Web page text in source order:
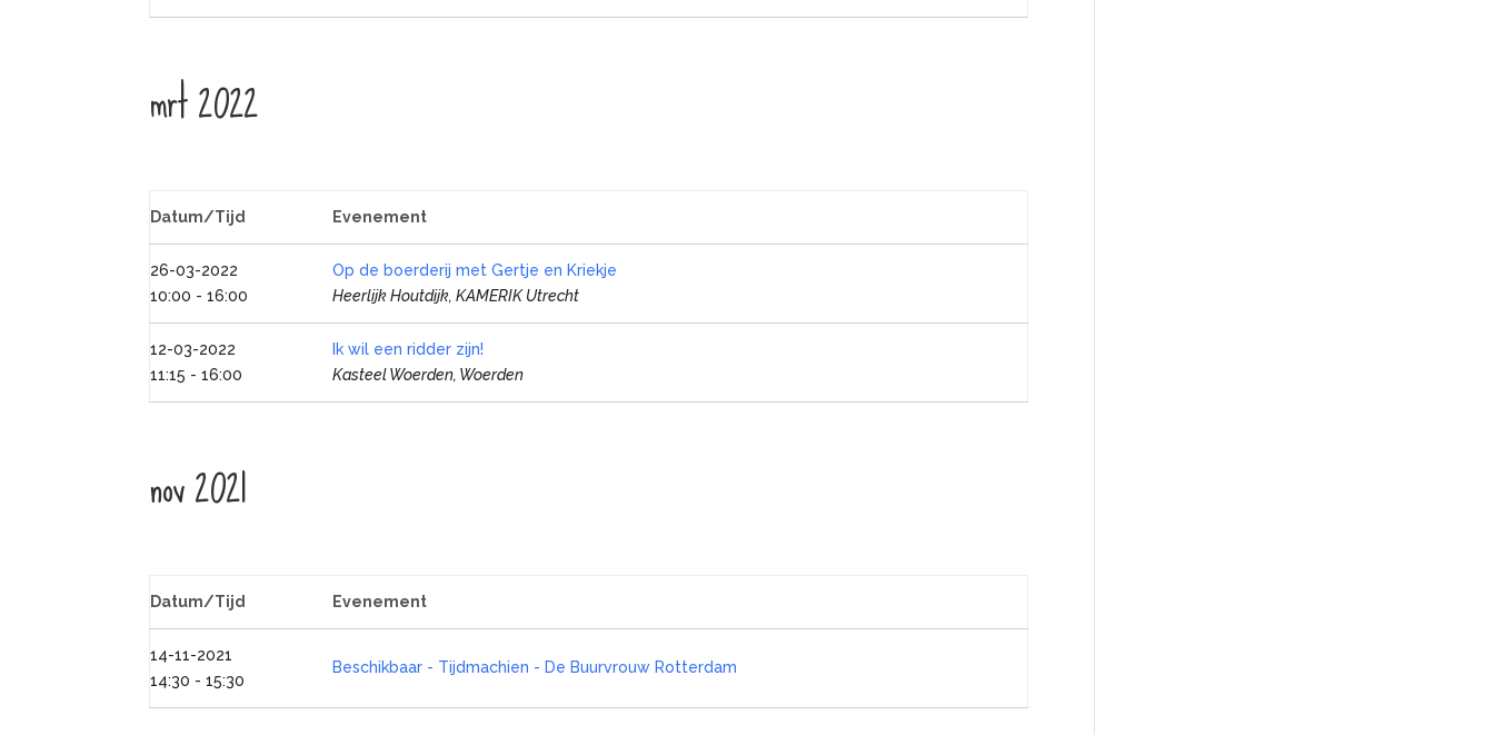
mrt 2022
Datum/Tijd Evenement
26-03-2022
10:00 - 16:00
Op de boerderij met Gertje en Kriekje
Heerlijk Houtdijk, KAMERIK Utrecht
12-03-2022
11:15 - 16:00
Ik wil een ridder zijn!
Kasteel Woerden, Woerden
nov 2021
Datum/Tijd Evenement
14-11-2021
14:30 - 15:30
Beschikbaar - Tijdmachien - De Buurvrouw Rotterdam